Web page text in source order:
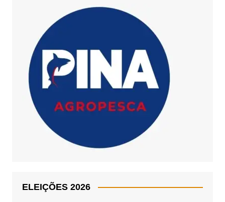
ELEIÇÕES 2026